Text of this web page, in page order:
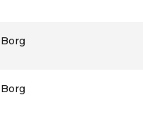
Borg
Borg